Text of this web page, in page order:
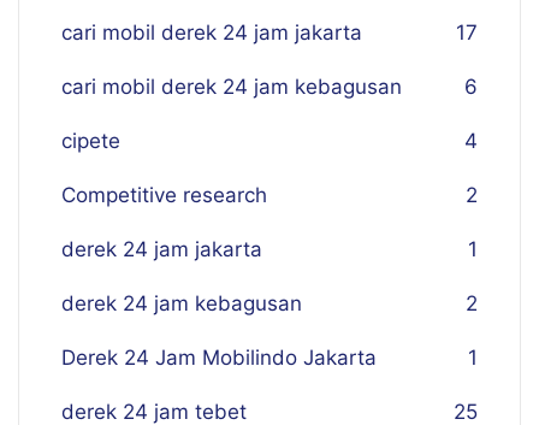
cari mobil derek 24 jam jakarta 17
cari mobil derek 24 jam kebagusan 6
cipete 4
Competitive research 2
derek 24 jam jakarta 1
derek 24 jam kebagusan 2
Derek 24 Jam Mobilindo Jakarta 1
derek 24 jam tebet 25